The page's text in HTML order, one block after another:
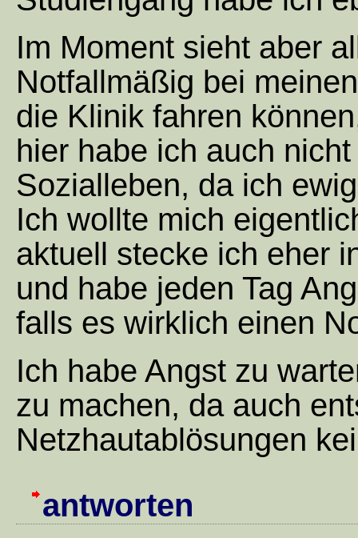
Im Moment sieht aber
Notfallmäßig bei
die Klinik fahren
hier habe ich auch
Sozialleben, da ich
Ich wollte mich
aktuell stecke ich eher
und habe jeden Tag
falls es wirklich einen
Ich habe Angst zu
zu machen, da auch
Netzhautablösungen
antworten